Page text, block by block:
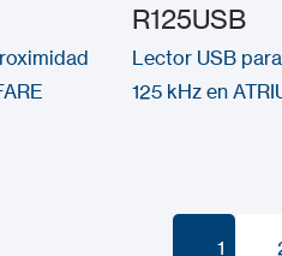
R125USB
Lector USB
125 kHz en
1